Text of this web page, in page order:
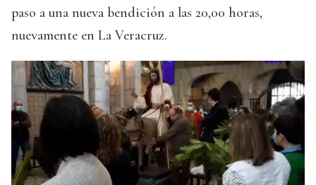
paso a una nueva bendición a las 20,00 horas,
nuevamente en La Veracruz.